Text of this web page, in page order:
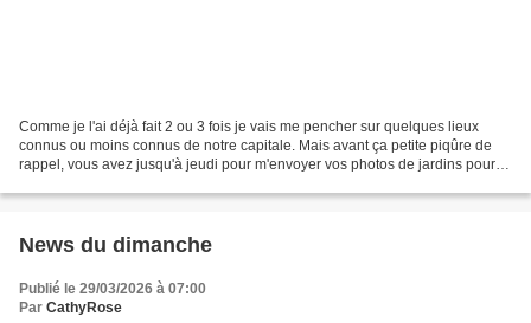
Comme je l'ai déjà fait 2 ou 3 fois je vais me pencher sur quelques lieux
connus ou moins connus de notre capitale. Mais avant ça petite piqûre de
rappel, vous avez jusqu'à jeudi pour m'envoyer vos photos de jardins pour
News du dimanche
Publié le 29/03/2026 à 07:00
Par CathyRose